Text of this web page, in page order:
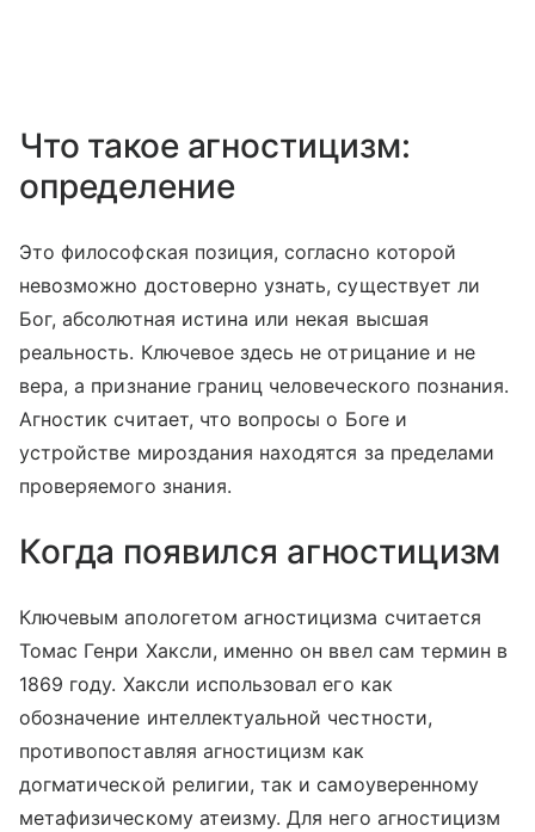
Что такое агностицизм:
определение
Это философская позиция, согласно которой
невозможно достоверно узнать, существует ли
Бог, абсолютная истина или некая высшая
реальность. Ключевое здесь не отрицание и не
вера, а признание границ человеческого познания.
Агностик считает, что вопросы о Боге и
устройстве мироздания находятся за пределами
проверяемого знания.
Когда появился агностицизм
Ключевым апологетом агностицизма считается
Томас Генри Хаксли, именно он ввел сам термин в
1869 году. Хаксли использовал его как
обозначение интеллектуальной честности,
противопоставляя агностицизм как
догматической религии, так и самоуверенному
метафизическому атеизму. Для него агностицизм